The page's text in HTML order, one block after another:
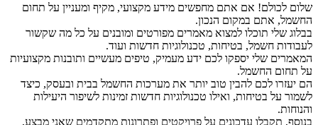
שלום לכולם! אם אתם מחפשים מידע מקצועי, מקיף ומעניין על תחום
החשמל, אתם במקום הנכון.
בבלוג שלי תוכלו למצוא מאמרים מפורטים ומובנים על כל מה שקשור
לעבודות חשמל, בטיחות, טכנולוגיות חדשות ועוד.
המאמרים שלי יספקו לכם ידע מעמיק, טיפים מעשיים ותובנות מקצועיות
על תחום החשמל.
הם יעזרו לכם להבין טוב יותר את מערכות החשמל בבית ובעסק, כיצד
לשמור על בטיחות, ואילו טכנולוגיות חדשות זמינות לשיפור היעילות
והנוחות.
בנוסף, תקבלו עדכונים על פרויקטים ופתרונות מתקדמים שאני מבצע,